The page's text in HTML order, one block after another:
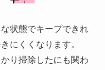
状態でキープできれ
にくくなります。
り掃除したにも関わ